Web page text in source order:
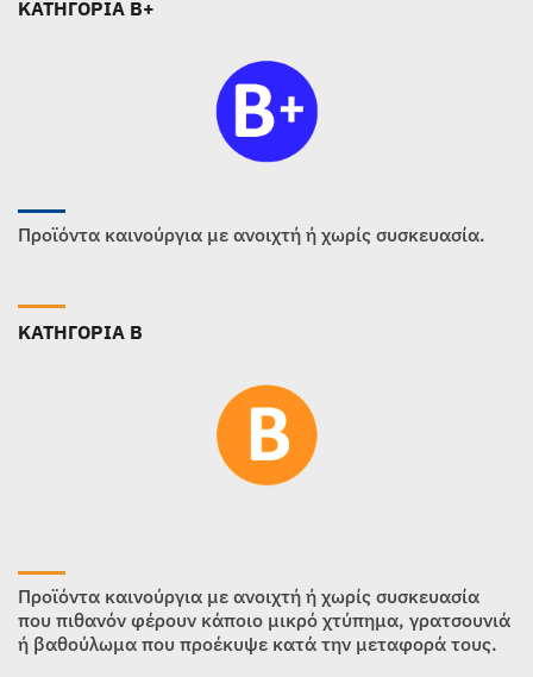
ΚΑΤΗΓΟΡΙΑ B+
Προϊόντα καινούργια με ανοιχτή ή χωρίς συσκευασία.
ΚΑΤΗΓΟΡΙΑ B
Προϊόντα καινούργια με ανοιχτή ή χωρίς συσκευασία
που πιθανόν φέρουν κάποιο μικρό χτύπημα, γρατσουνιά
ή βαθούλωμα που προέκυψε κατά την μεταφορά τους.